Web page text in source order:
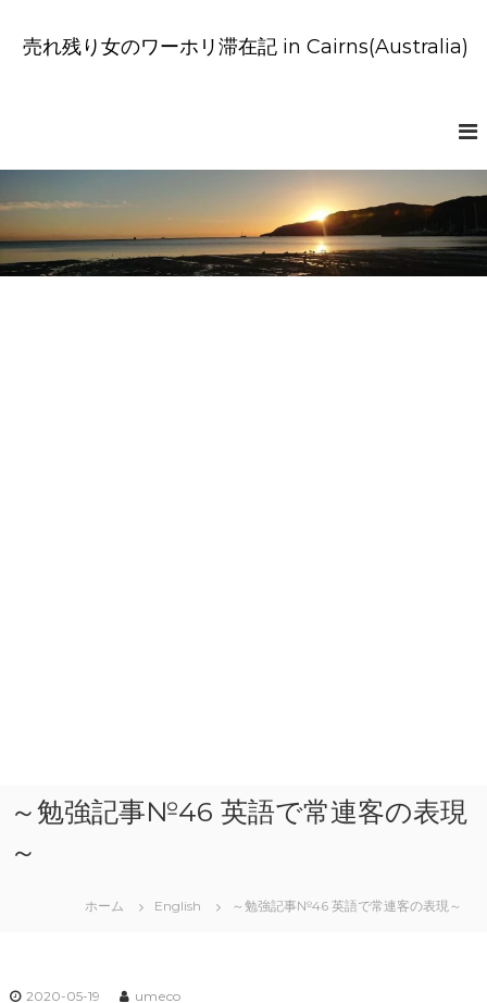
キ
プ
売れ残り女のワーホリ滞在記 in Cairns(Australia)
～勉強記事№46 英語で常連客の表現
～
ホーム English ～勉強記事№46 英語で常連客の表現～
2020-05-19 umeco